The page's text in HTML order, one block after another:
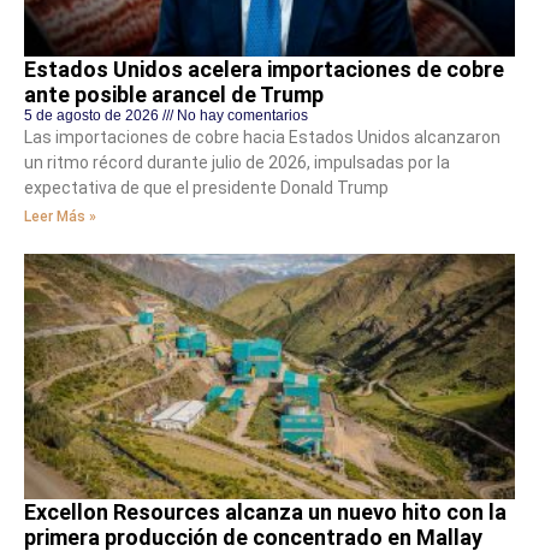
Estados Unidos acelera importaciones de cobre
ante posible arancel de Trump
5 de agosto de 2026 No hay comentarios
Las importaciones de cobre hacia Estados Unidos alcanzaron
un ritmo récord durante julio de 2026, impulsadas por la
expectativa de que el presidente Donald Trump
Leer Más »
Excellon Resources alcanza un nuevo hito con la
primera producción de concentrado en Mallay